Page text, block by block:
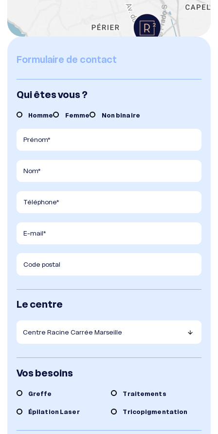
Formulaire de contact
Qui êtes vous ?
Homme Femme Non binaire
Le centre
Vos besoins
Greffe Traitements
Épilation Laser Tricopigmentation